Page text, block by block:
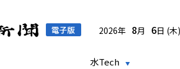
日本水道新聞 電子版
2026年 8月 6日 (
水Tech